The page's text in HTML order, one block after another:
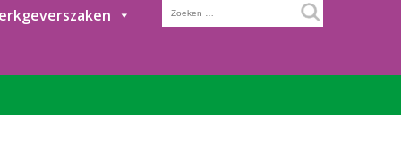
Zoeken
naar: